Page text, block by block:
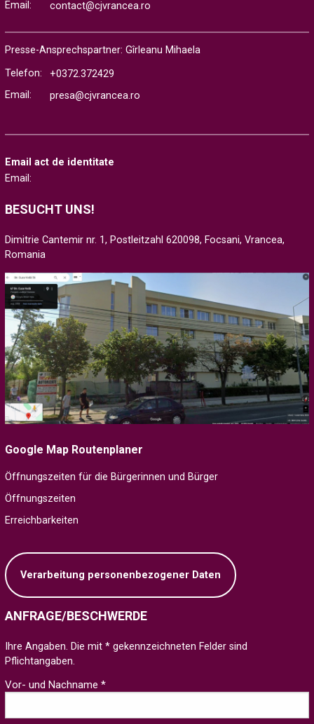
Email: contact@cjvrancea.ro
Presse-Ansprechspartner: Gîrleanu Mihaela
Telefon:
+0372.372429
Email:
presa@cjvrancea.ro
Email act de identitate
Email:
BESUCHT UNS!
Dimitrie Cantemir nr. 1, Postleitzahl 620098, Focsani, Vrancea,
Romania
Google Map Routenplaner
Öffnungszeiten für die Bürgerinnen und Bürger
Öffnungszeiten
Erreichbarkeiten
Verarbeitung personenbezogener Daten
ANFRAGE/BESCHWERDE
Ihre Angaben. Die mit * gekennzeichneten Felder sind
Pflichtangaben.
Vor- und Nachname *